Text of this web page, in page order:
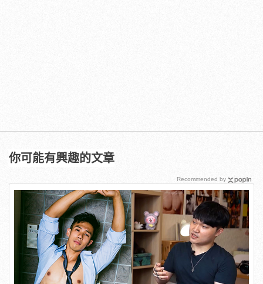
你可能有興趣的文章
Recommended by